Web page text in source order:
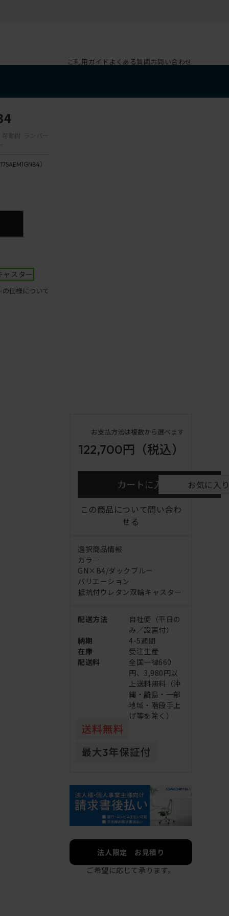
ご利用ガイド よくある質問お問い合わせ
動肘 ランバー
）
ャスター
の仕様について
お支払方法は複数から選べます
122,700円 （税込）
カートに入れる お気に入
この商品について問い合わ
せる
選択商品情報
カラー
GN×B4/ダックブルー
バリエーション
抵抗付ウレタン双輪キャスター
配送方法
自社便（平日の
み／設置付）
納期
4-5週間
在庫
受注生産
配送料
全国一律660
円、3,980円以
上送料無料（沖
縄・離島・一部
地域・階段手上
げ等を除く）
法人限定 お見積り
ご希望に応じて承ります。